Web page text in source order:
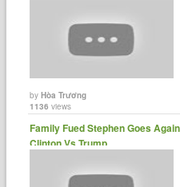
byHòa Trương
1136 views
Family Fued Stephen Goes
Clinton Vs Trump ......